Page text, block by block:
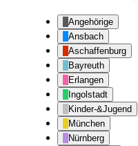
Angehörige
Ansbach
Aschaffenburg
Bayreuth
Erlangen
Ingolstadt
Kinder-&Jugend
München
Nürnberg